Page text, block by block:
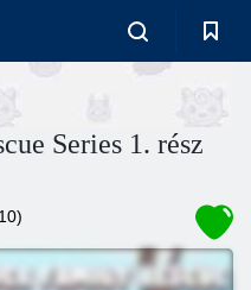
Series 1. rész